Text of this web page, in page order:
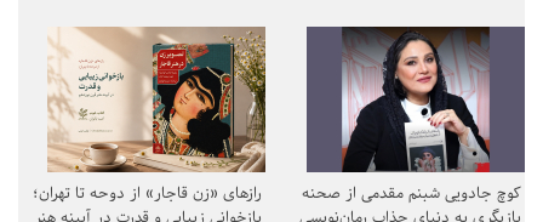
کوچ جادویی شبنم مقدمی از صحنه
رازهای «زن قاجار» از دوحه تا تهران؛